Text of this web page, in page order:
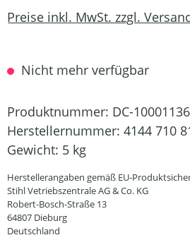
Preise inkl. MwSt. zzgl.
Nicht mehr verfügbar
Produktnummer: DC-
Herstellernummer: 4144 710
Gewicht: 5 kg
Herstellerangaben gemäß EU-
Stihl Vetriebszentrale AG & Co. KG
Robert-Bosch-Straße 13
64807 Dieburg
Deutschland